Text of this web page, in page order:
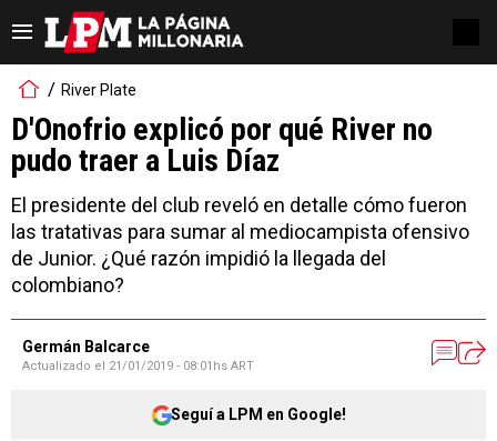
River Plate
D'Onofrio explicó por qué River no
pudo traer a Luis Díaz
El presidente del club reveló en detalle cómo fueron
las tratativas para sumar al mediocampista ofensivo
de Junior. ¿Qué razón impidió la llegada del
colombiano?
Germán Balcarce
Actualizado el 21/01/2019 - 08:01hs ART
Seguí a LPM en Google!